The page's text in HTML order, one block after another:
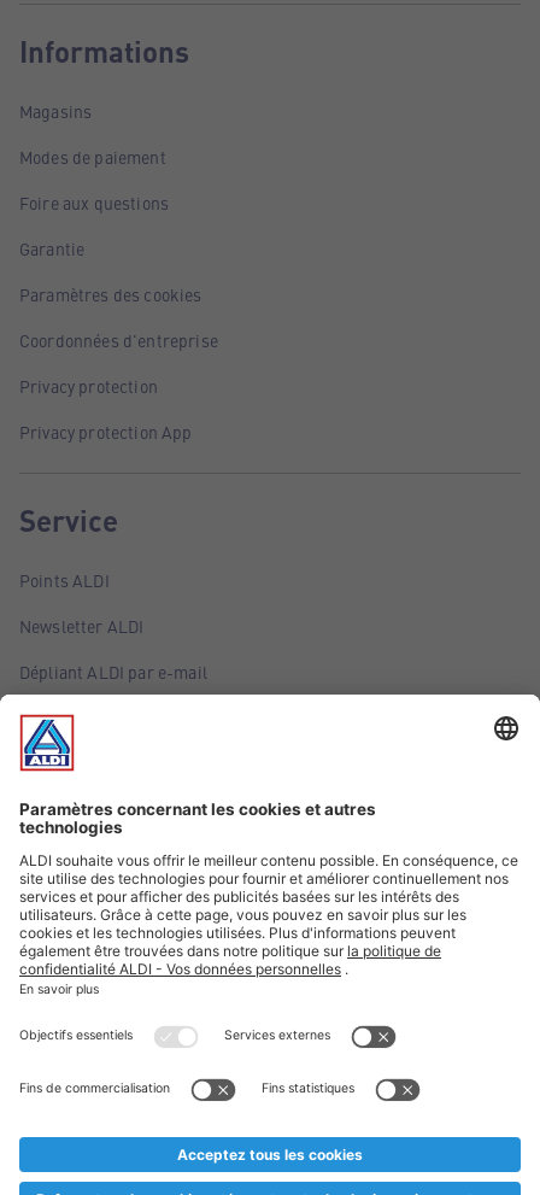
Informations
Magasins
Modes de paiement
Foire aux questions
Garantie
Paramètres des cookies
Coordonnées d'entreprise
Privacy protection
Privacy protection App
Service
Points ALDI
Newsletter ALDI
Dépliant ALDI par e-mail
Offres
Infos essentielles
Suivez ALDI Belgique
Textes marqués d'un astérisque et mentions légales
* Nous vendons ces articles temporairement et jusqu'à
au cas où, malgré le planning bien étudié, nous serions
prématurément en rupture de stock. Prix Recupel et TVA incl.
** Sur ce site, l’utilisation de la forme masculine a été adoptée